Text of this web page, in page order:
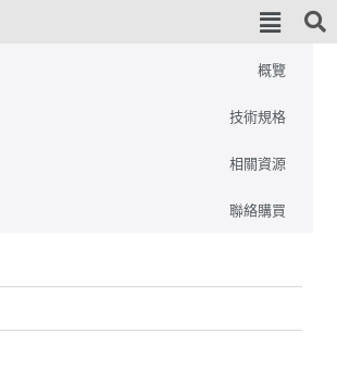
概覽
技術規格
相關資源
聯絡購買